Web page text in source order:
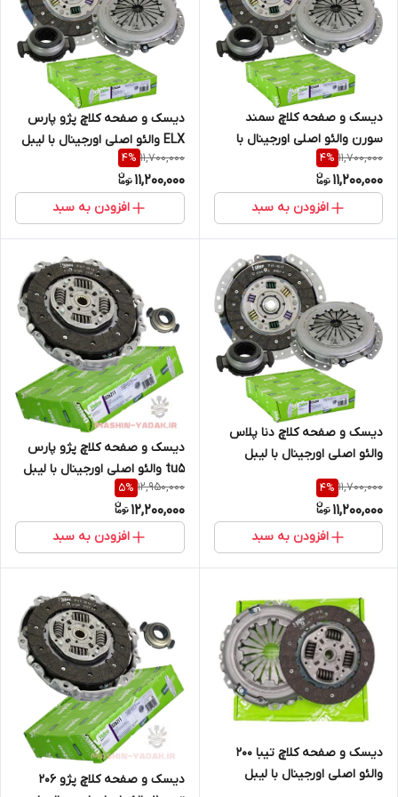
دیسک و صفحه کلاچ سمند
سورن والئو اصلی اورجینال با
لیبل اصالت کالا (خرید مستقیم
از واردکننده)
11,700,000
4%
11,200,000
افزودن به سبد
دیسک و صفحه کلاچ پژو پارس
ELX والئو اصلی اورجینال با لیبل
اصالت کالا (خرید مستقیم از
واردکننده)
11,700,000
4%
11,200,000
افزودن به سبد
دیسک و صفحه کلاچ دنا پلاس
والئو اصلی اورجینال با لیبل
اصالت کالا (خرید مستقیم از
واردکننده)
11,700,000
4%
11,200,000
افزودن به سبد
دیسک و صفحه کلاچ پژو پارس
tu5 والئو اصلی اورجینال با لیبل
اصالت کالا (خرید مستقیم از
واردکننده)
12,950,000
5%
12,200,000
افزودن به سبد
دیسک و صفحه کلاچ تیبا 200
والئو اصلی اورجینال با لیبل
دیسک و صفحه کلاچ پژو 206